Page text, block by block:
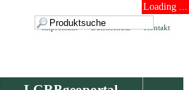
Loading ...
Kontakt
Datenschutz
Impressum